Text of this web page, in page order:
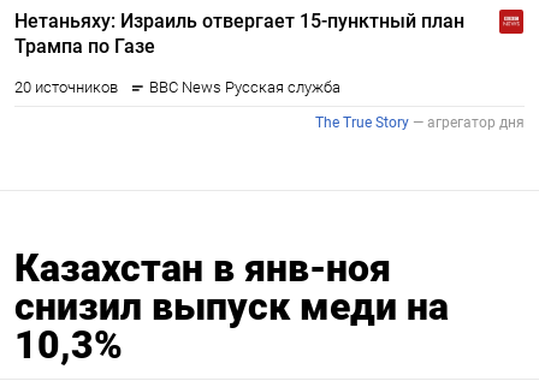
Кaзaхcтaн в янв-ноя
снизил выпуск меди на
10,3%